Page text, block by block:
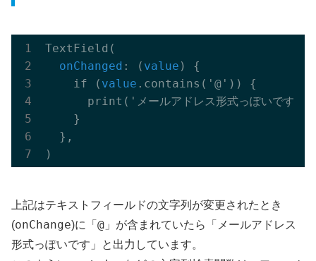
TextField(
onChanged : ( value ) {
    if (
value .contains('@')) {
      print('メールアドレス形式っぽいです')
    }
  },
上記はテキストフィールドの文字列が変更されたとき
(onChange)に「 @ 」が含まれていたら「 メールアドレス
形式っぽいです 」と出力しています。